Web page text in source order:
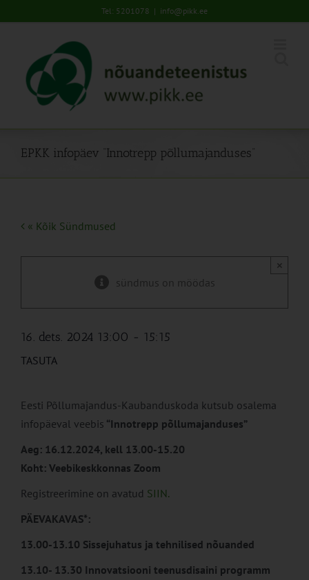
to
Tel: 5201078 | info@pikk.ee
EPKK infopäev “Innotrepp põllumajanduses”
« Kõik Sündmused
sündmus on möödas
×
16. dets. 2024 13:00 - 15:15
TASUTA
Eesti Põllumajandus-Kaubanduskoda kutsub osalema
infopäeval veebis “Innotrepp põllumajanduses”
Aeg: 16.12.2024, kell 13.00-15.20
Koht: Veebikeskkonnas Zoom
Registreerimine on avatud SIIN.
PÄEVAKAVAS*:
13.00-13.10 Sissejuhatus ja tehnilised nõuanded
13.10- 13.30 Innovatsiooni teenusdisaini programm